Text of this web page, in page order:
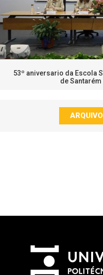
53º aniversario da Escola
de